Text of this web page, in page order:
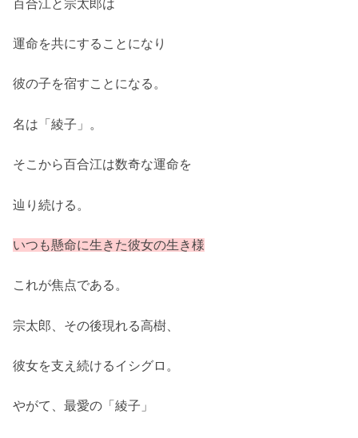
百合江と宗太郎は
運命を共にすることになり
彼の子を宿すことになる。
名は「綾子」。
そこから百合江は数奇な運命を
辿り続ける。
いつも懸命に生きた彼女の生き様
これが焦点である。
宗太郎、その後現れる高樹、
彼女を支え続けるイシグロ。
やがて、最愛の「綾子」